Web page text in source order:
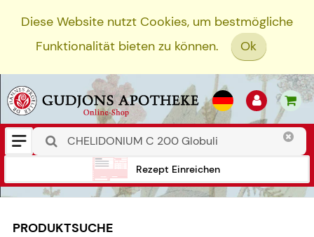
Diese Website nutzt Cookies, um bestmögliche
Funktionalität bieten zu können.
Ok
Rezept Einreichen
PRODUKTSUCHE